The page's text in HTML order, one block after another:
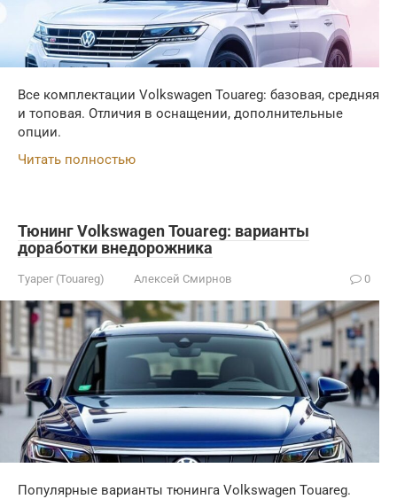
Все комплектации Volkswagen Touareg: базовая, средняя
и топовая. Отличия в оснащении, дополнительные
опции.
Читать полностью
Тюнинг Volkswagen Touareg: варианты
доработки внедорожника
Туарег (Touareg) Алексей Смирнов 0
Популярные варианты тюнинга Volkswagen Touareg.